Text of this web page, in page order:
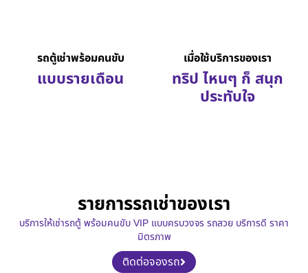
รถตู้เช่าพร้อมคนขับ
แบบรายเดือน
เมื่อใช้บริการของเรา
ทริป ไหนๆ ก็ สนุก
ประทับใจ
รายการรถเช่าของเรา
บริการให้เช่ารถตู้ พร้อมคนขับ VIP แบบครบวงจร รถสวย บริการดี ราคา
มิตรภาพ
ติดต่อจองรถ